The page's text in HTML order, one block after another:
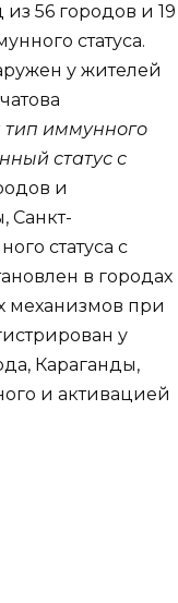
56 городов и 19
статуса.
у жителей
иммунного
статус с
и
Санкт-
статуса с
в городах
механизмов при
у
Караганды,
и активацией